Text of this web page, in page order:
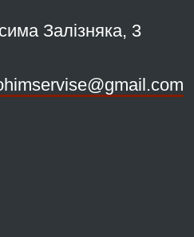
Залізняка, 3